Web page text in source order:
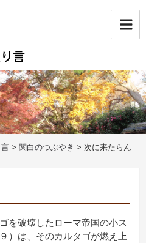
> 関白のつぶやき > 次に来たらん
を破壊したローマ帝国の小ス
）は、そのカルタゴが燃え上